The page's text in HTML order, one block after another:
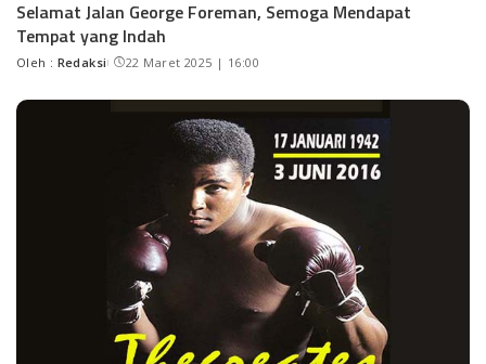
Selamat Jalan George Foreman, Semoga Mendapat
Tempat yang Indah
Oleh : Redaksi 22 Maret 2025 | 16:00